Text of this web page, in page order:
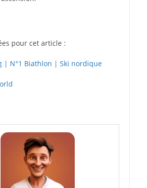
pour cet article :
| N°1 Biathlon | Ski nordique